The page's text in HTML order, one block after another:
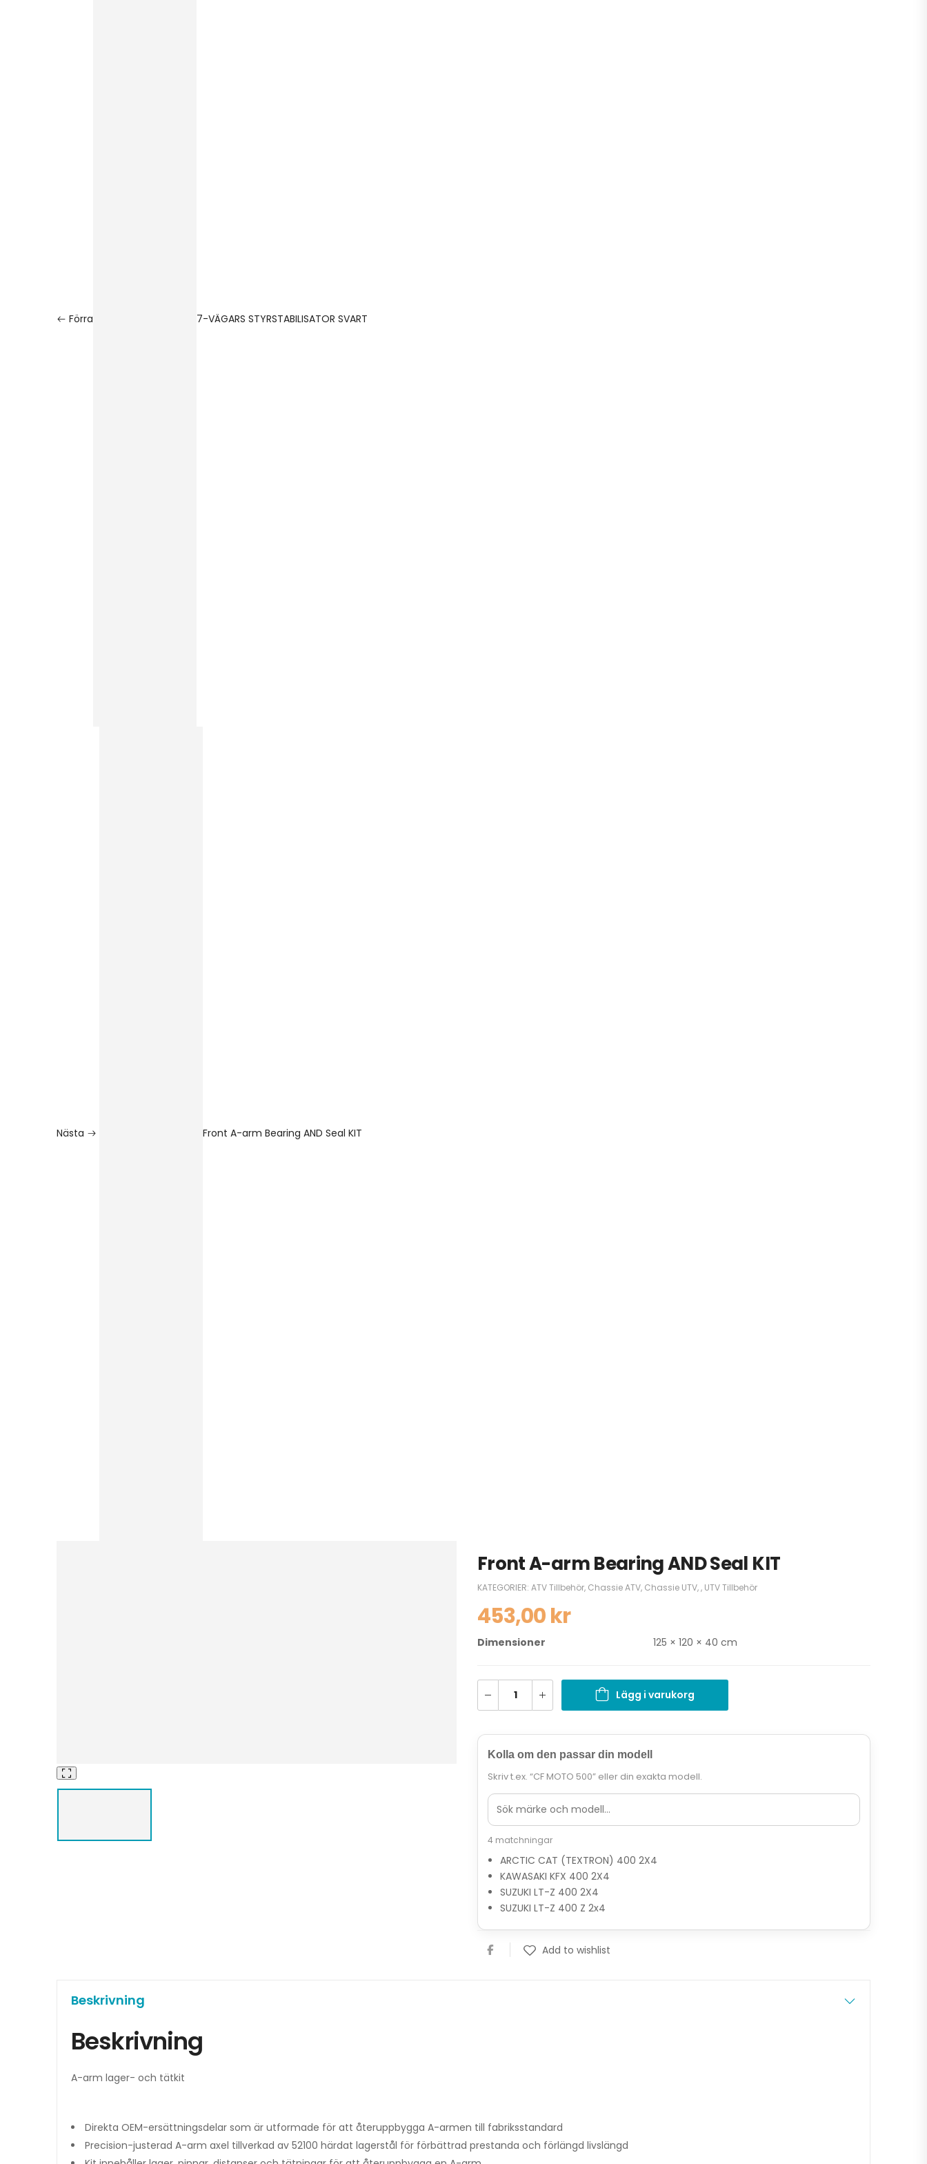
Förra 7-VÄGARS STYRSTABILISATOR SVART
Nästa Front A-arm Bearing AND Seal KIT
Front A-arm Bearing AND Seal KIT
KATEGORIER: ATV Tillbehör, Chassie ATV, Chassie UTV,, UTV Tillbehör
453,00kr
Dimensioner 125 × 120 × 40 cm
Lägg i varukorg
Kolla om den passar din modell
Skriv t.ex. “CF MOTO 500” eller din exakta modell.
4 matchningar
ARCTIC CAT (TEXTRON) 400 2X4
KAWASAKI KFX 400 2X4
SUZUKI LT-Z 400 2X4
SUZUKI LT-Z 400 Z 2x4
Add to wishlist
Beskrivning
Beskrivning
A-arm lager- och tätkit
Direkta OEM-ersättningsdelar som är utformade för att återuppbygga A-armen till fabriksstandard
Precision-justerad A-arm axel tillverkad av 52100 härdat lagerstål för förbättrad prestanda och förlängd livslängd